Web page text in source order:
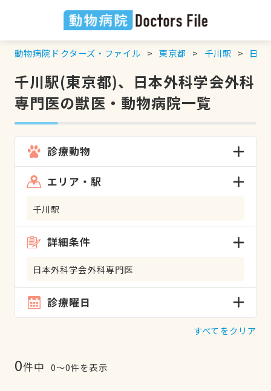
動物病院ドクターズ・ファイル 東京都 千川駅 日本
千川駅(東京都)、日本外科学会外科
専門医の獣医・動物病院一覧
診療動物
エリア・駅
千川駅
詳細条件
日本外科学会外科専門医
診療曜日
すべてをクリア
0件中 0〜0件を表示